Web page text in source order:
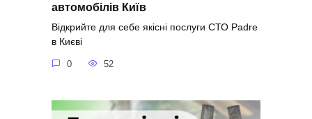
автомобілів Київ
Відкрийте для себе якісні послуги СТО Padre
в Києві
0 52